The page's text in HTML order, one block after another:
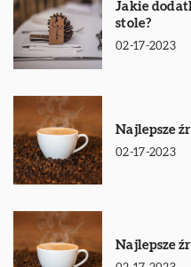
Jakie
stole?
02-17-2023
Najlepsze
02-17-2023
Najlepsze